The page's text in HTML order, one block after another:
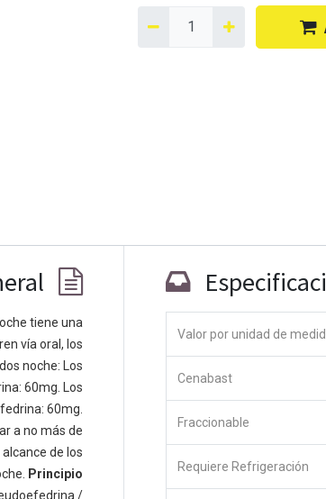
tiene una
vía oral, los
noche: Los
60mg. Los
60mg.
a no más de
de los
Principio
/
Valor por unidad de
Cenabast
Fraccionable
Requiere Refrigeración
cuyo objetivo es
productos disruptivos.
resolver sus problemas
diseñados para
a optimizar su